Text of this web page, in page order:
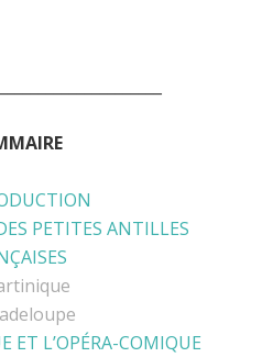
PETITES ANTILLES
ET L’OPÉRA-COMIQUE